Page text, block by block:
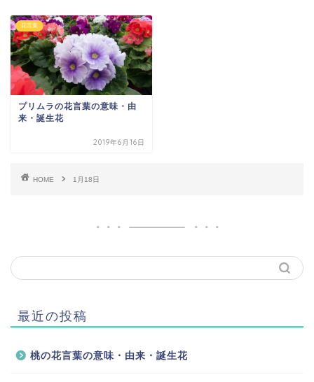
花言葉
プリムラの花言葉の意味・由
来・誕生花
2019年6月16日
HOME 1月18日
最近の投稿
桃の花言葉の意味・由来・誕生花